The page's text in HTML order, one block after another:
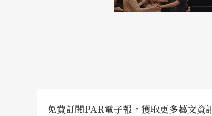
演出當中，著重於身體的音樂性，讓旋
免費訂閱PAR電子報，獲取更多藝文資